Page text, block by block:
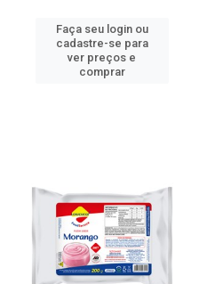
Faça seu login ou
cadastre-se para
ver preços e
comprar